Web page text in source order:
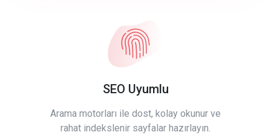
SEO Uyumlu
Arama motorları ile dost, kolay okunur ve
rahat indekslenir sayfalar hazırlayın.